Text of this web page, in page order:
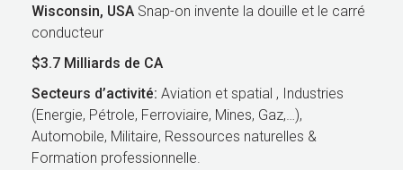
Wisconsin, USA Snap-on invente la douille et le carré
conducteur
$3.7 Milliards de CA
Secteurs d’activité: Aviation et spatial , Industries
(Energie, Pétrole, Ferroviaire, Mines, Gaz,…),
Automobile, Militaire, Ressources naturelles &
Formation professionnelle.